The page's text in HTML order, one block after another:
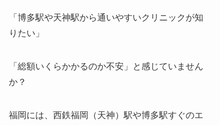
「博多駅や天神駅から通いやすいクリニックが知
りたい」
「総額いくらかかるのか不安」と感じていません
か？
福岡には、西鉄福岡（天神）駅や博多駅すぐのエ